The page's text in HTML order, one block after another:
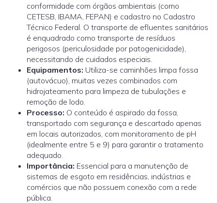
conformidade com órgãos ambientais (como
CETESB, IBAMA, FEPAN) e cadastro no Cadastro
Técnico Federal. O transporte de efluentes sanitários
é enquadrado como transporte de resíduos
perigosos (periculosidade por patogenicidade),
necessitando de cuidados especiais.
Equipamentos: Utiliza-se caminhões limpa fossa
(autovácuo), muitas vezes combinados com
hidrojateamento para limpeza de tubulações e
remoção de lodo.
Processo: O conteúdo é aspirado da fossa,
transportado com segurança e descartado apenas
em locais autorizados, com monitoramento de pH
(idealmente entre 5 e 9) para garantir o tratamento
adequado.
Importância: Essencial para a manutenção de
sistemas de esgoto em residências, indústrias e
comércios que não possuem conexão com a rede
pública.